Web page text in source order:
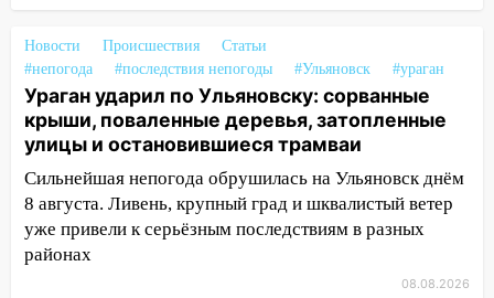
СТО на проспекте Созидателей
13:35 Непогода продолжает бить по
транспорту: в Ульяновске трамвай
сошёл с рельсов
13:22 Упавшие деревья перекрыли
дороги в Ульяновске: фото
13:17 Непогода в Ульяновске не
закончится сегодня: сильные ливни
Новости Происшествия
Статьи
#непогода
#последствия непогоды #Ульяновск #ураган
Ураган ударил по Ульяновску: сорванные
крыши, поваленные деревья, затопленные
улицы и остановившиеся трамваи
Сильнейшая непогода обрушилась на Ульяновск днём
8 августа. Ливень, крупный град и шквалистый ветер
уже привели к серьёзным последствиям в разных
районах
08.08.2026